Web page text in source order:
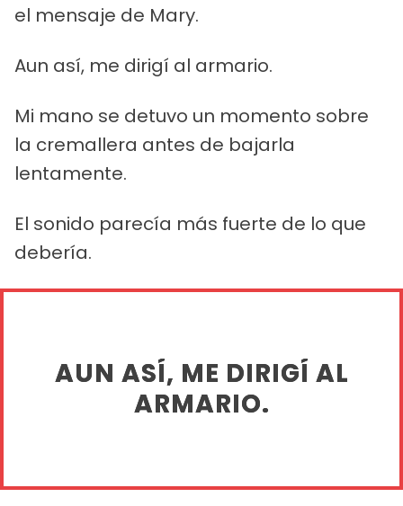
el mensaje de Mary.
Aun así, me dirigí al armario.
Mi mano se detuvo un momento sobre
la cremallera antes de bajarla
lentamente.
El sonido parecía más fuerte de lo que
debería.
AUN ASÍ, ME DIRIGÍ AL
ARMARIO.